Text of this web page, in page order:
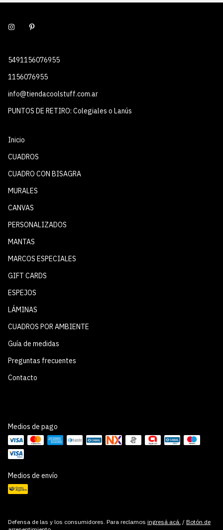
5491156076955
1156076955
info@tiendacoolstuff.com.ar
PUNTOS DE RETIRO: Colegiales o Lanús
Inicio
CUADROS
CUADRO CON BISAGRA
MURALES
CANVAS
PERSONALIZADOS
MANTAS
MARCOS ESPECIALES
GIFT CARDS
ESPEJOS
LÁMINAS
CUADROS POR AMBIENTE
Guía de medidas
Preguntas frecuentes
Contacto
Medios de pago
Medios de envío
Defensa de las y los consumidores. Para reclamos ingresá acá. / Botón de